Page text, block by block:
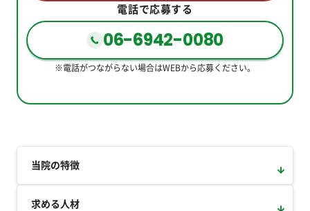
電話で応募する
06-6942-0080
※電話がつながらない場合はWEBから応募ください。
当院の特徴
求める人材